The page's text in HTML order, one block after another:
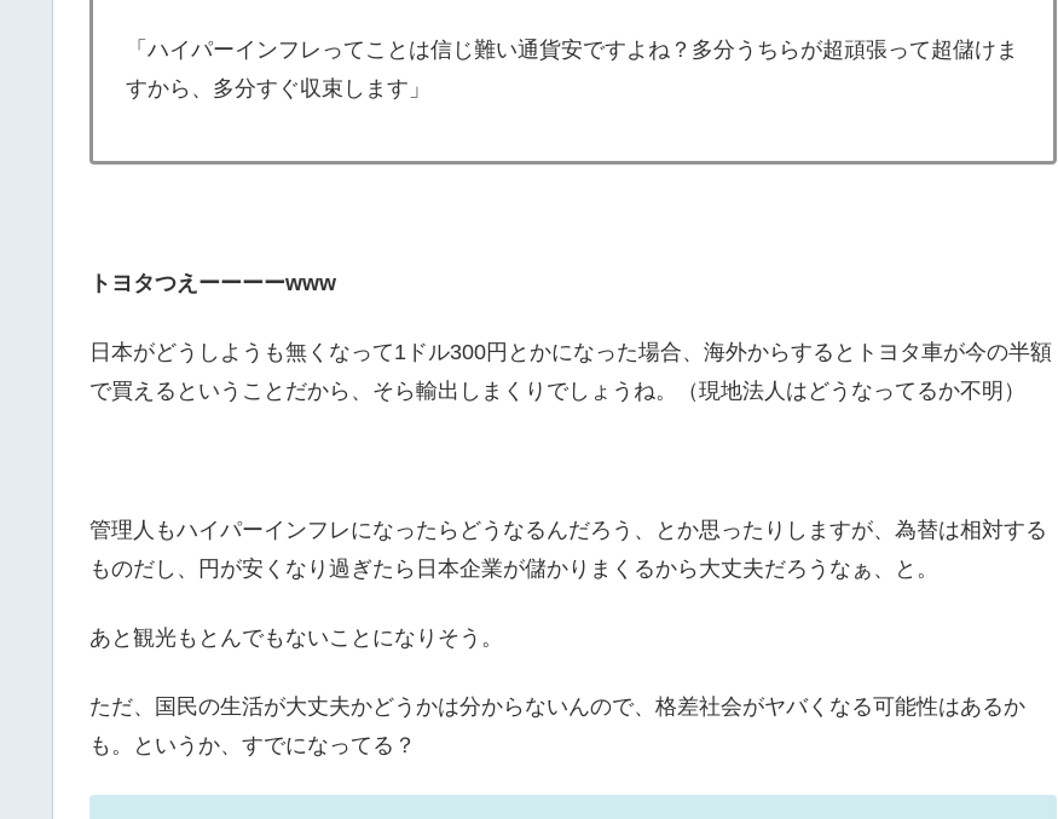
「ハイパーインフレってことは信じ難い通貨安ですよね？多分うちらが超頑張って超儲けま
すから、多分すぐ収束します」
トヨタつえーーーーwww
日本がどうしようも無くなって1ドル300円とかになった場合、海外からするとトヨタ車が今の半額
で買えるということだから、そら輸出しまくりでしょうね。（現地法人はどうなってるか不明）
管理人もハイパーインフレになったらどうなるんだろう、とか思ったりしますが、為替は相対する
ものだし、円が安くなり過ぎたら日本企業が儲かりまくるから大丈夫だろうなぁ、と。
あと観光もとんでもないことになりそう。
ただ、国民の生活が大丈夫かどうかは分からないんので、格差社会がヤバくなる可能性はあるか
も。というか、すでになってる？